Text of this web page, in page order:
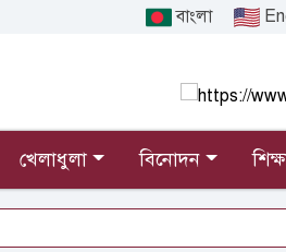
বাংলা
খেলাধুলা বিনোদন